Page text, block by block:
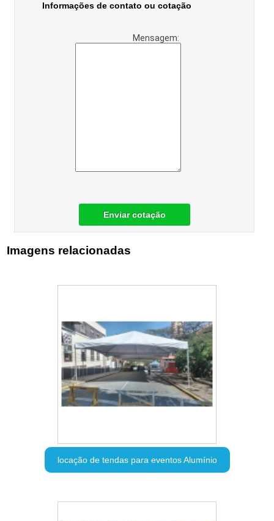
Informações de contato ou cotação
Mensagem:
Enviar cotação
Imagens relacionadas
locação de tendas para eventos Alumínio